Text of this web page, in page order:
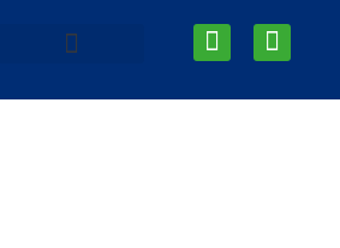
I
n
L
i